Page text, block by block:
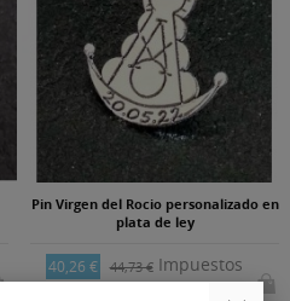
Pin Virgen del Rocio personalizado en
plata de ley
40,26 € 44,73 €Impuestos
incluidos